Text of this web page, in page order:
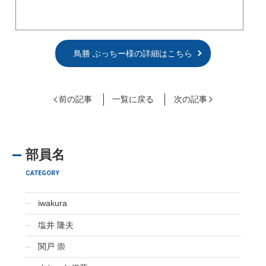
鳥勝 ぶっちー様の詳細はこちら
前の記事 一覧に戻る 次の記事
部員名
CATEGORY
iwakura
塩井 隆夫
関戸 崇